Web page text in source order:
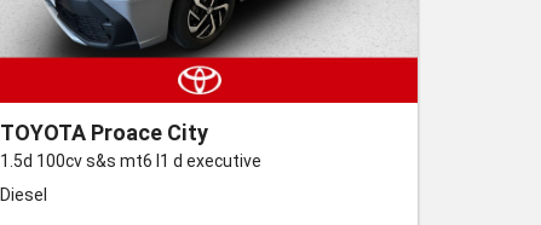
TOYOTA Proace City
1.5d 100cv s&s mt6 l1 d executive
Diesel